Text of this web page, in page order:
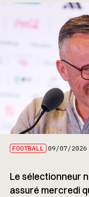
FOOTBALL 09/07/2026
Le sélectionneur
assuré mercredi